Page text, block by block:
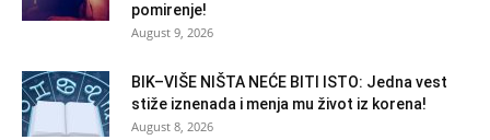
pomirenje!
August 9, 2026
BIK–VIŠE NIŠTA NEĆE BITI ISTO: Jedna vest
stiže iznenada i menja mu život iz korena!
August 8, 2026